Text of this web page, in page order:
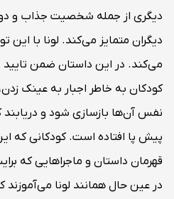
دیگری از جمله شخصیت جذاب و
دیگران متمایز می‌کند. لونا با
می‌کند. در این داستان ضمن
کودکان به خاطر اجبار به عینک
نفس آن‌ها بازسازی شود و
پیش پا افتاده است. کودکانی که
قهرمان داستان و ماجراهایی که
در عین حال همانند لونا